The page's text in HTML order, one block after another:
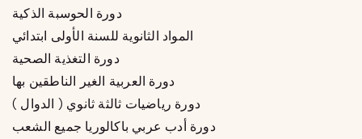
دورة الحوسبة الذكية
المواد الثانوية للسنة الأولى ابتدائي
دورة التغذية الصحية
دورة العربية الغير الناطقين بها
دورة رياضيات ثالثة ثانوي ( الدوال )
دورة أدب عربي باكالوريا جميع الشعب